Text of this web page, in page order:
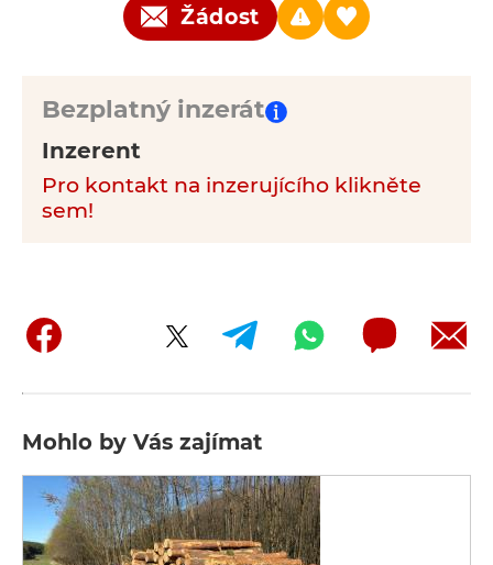
Žádost
Bezplatný inzerát
Inzerent
Pro kontakt na inzerujícího klikněte
sem!
Mohlo by Vás zajímat